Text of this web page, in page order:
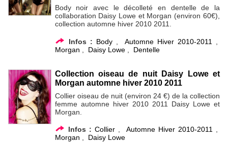
Body noir avec le décolleté en dentelle de la
collaboration Daisy Lowe et Morgan (environ 60€),
collection automne hiver 2010 2011.
Infos : Body, Automne Hiver 2010-2011
Morgan
Daisy Lowe, Dentelle
Collection oiseau de nuit Daisy Lowe et
Morgan automne hiver 2010 2011
Collier oiseau de nuit (environ 24 €) de la collection
femme automne hiver 2010 2011 Daisy Lowe et
Morgan.
Infos : Collier Automne Hiver 2010-2011
Morgan
Daisy Lowe